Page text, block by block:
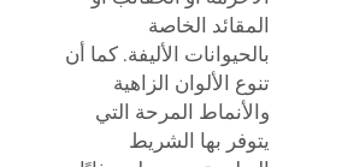
المقائد الخاصة
بالحيوانات الأليفة. كما أن
تنوع الألوان الزاهية
والأنماط المرحة التي
يتوفر بها الشريط